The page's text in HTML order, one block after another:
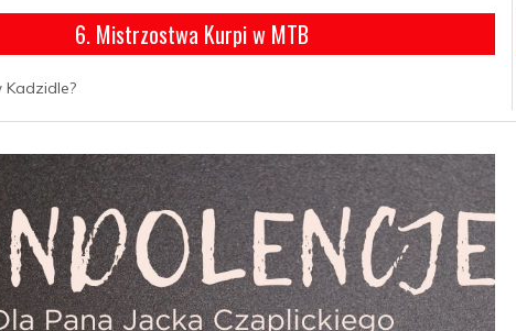
6. Mistrzostwa Kurpi w MTB